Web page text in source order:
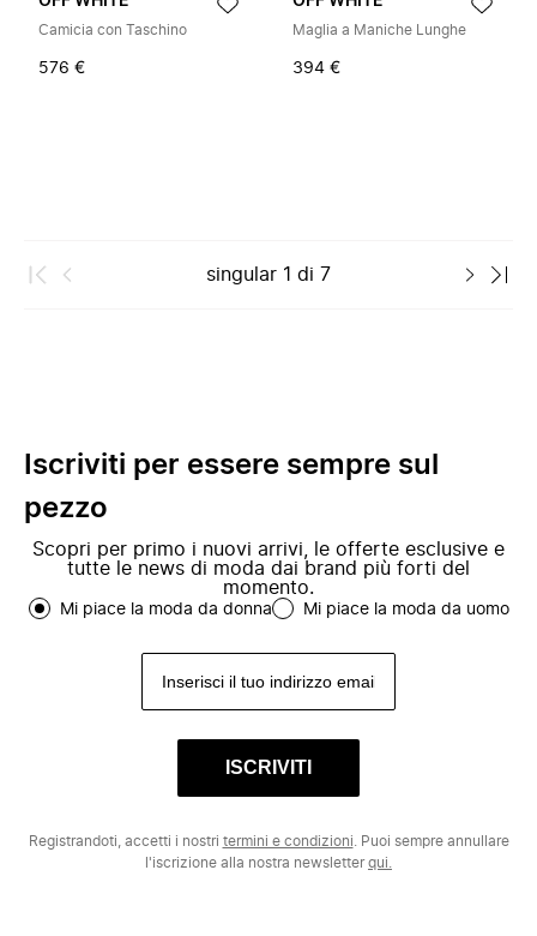
Camicia con Taschino
576 €
Maglia a Maniche Lunghe
394 €
singular 1 di 7
Iscriviti per essere sempre sul
pezzo
Scopri per primo i nuovi arrivi, le offerte esclusive e
tutte le news di moda dai brand più forti del
momento.
Mi piace la moda da donna Mi piace la moda da uomo
ISCRIVITI
Registrandoti, accetti i nostri termini e condizioni . Puoi sempre annullare
l'iscrizione alla nostra newsletterqui.